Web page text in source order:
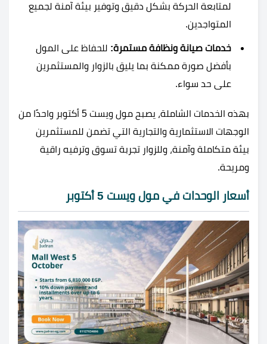
لمتابعة الحركة بشكل دقيق وتوفير بيئة آمنة لجميع
المتواجدين.
خدمات صيانة ونظافة مستمرة: للحفاظ على المول
بأفضل صورة ممكنة بما يليق بالزوار والمستثمرين
على حد سواء.
بهذه الخدمات الشاملة، يصبح مول ويست 5 أكتوبر واحدًا من
الوجهات الاستثمارية والتجارية التي تضمن للمستثمرين
بيئة متكاملة وآمنة، وللزوار تجربة تسوق وترفيه راقية
ومريحة.
أسعار الوحدات في مول ويست 5 أكتوبر